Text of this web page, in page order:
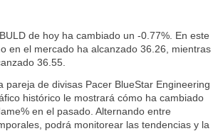
de hoy ha cambiado un -0.77% . En este
en el mercado ha alcanzado 36.26, mientras
36.55.
pareja de divisas Pacer BlueStar Engineering
histórico le mostrará cómo ha cambiado
en el pasado. Alternando entre
podrá monitorear las tendencias y la